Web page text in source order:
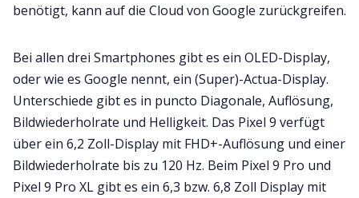
benötigt, kann auf die Cloud von Google zurückgreifen.
Bei allen drei Smartphones gibt es ein OLED-Display,
oder wie es Google nennt, ein (Super)-Actua-Display.
Unterschiede gibt es in puncto Diagonale, Auflösung,
Bildwiederholrate und Helligkeit. Das Pixel 9 verfügt
über ein 6,2 Zoll-Display mit FHD+-Auflösung und einer
Bildwiederholrate bis zu 120 Hz. Beim Pixel 9 Pro und
Pixel 9 Pro XL gibt es ein 6,3 bzw. 6,8 Zoll Display mit